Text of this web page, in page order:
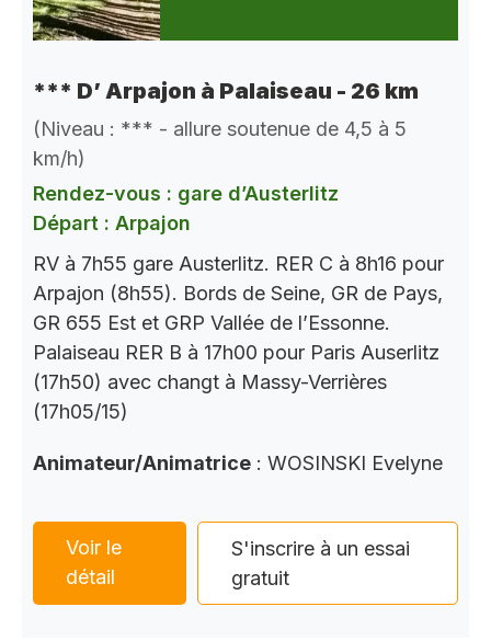
*** D’ Arpajon à Palaiseau - 26 km
(Niveau : *** - allure soutenue de 4,5 à 5
km/h)
Rendez-vous : gare d’Austerlitz
Départ : Arpajon
RV à 7h55 gare Austerlitz. RER C à 8h16 pour
Arpajon (8h55). Bords de Seine, GR de Pays,
GR 655 Est et GRP Vallée de l’Essonne.
Palaiseau RER B à 17h00 pour Paris Auserlitz
(17h50) avec changt à Massy-Verrières
(17h05/15)
Animateur/Animatrice : WOSINSKI Evelyne
Voir le
détail
S'inscrire à un essai
gratuit